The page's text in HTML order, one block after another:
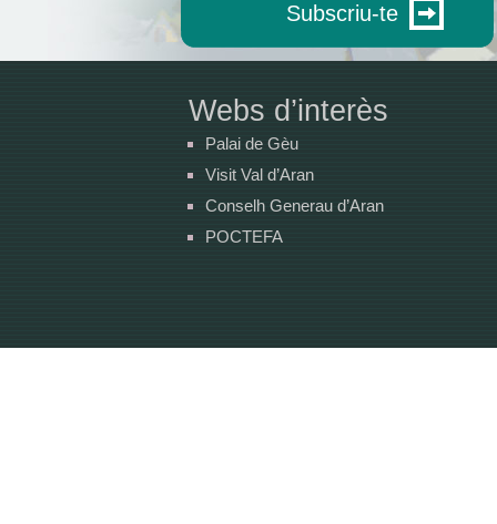
Subscriu-te
Webs d’interès
Palai de Gèu
Visit Val d’Aran
Conselh Generau d’Aran
POCTEFA